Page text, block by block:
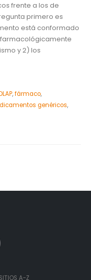
frente a los de
primero es
está conformado
farmacológicamente
y 2) los
,fármaco,
genéricos,
SITIOS A-Z